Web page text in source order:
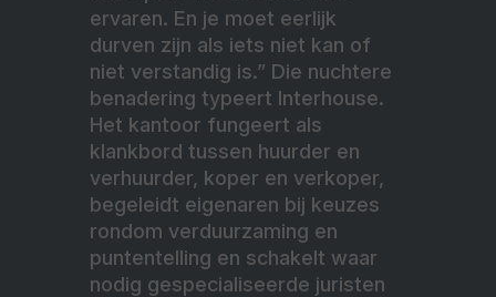
ervaren. En je moet eerlijk
durven zijn als iets niet kan of
niet verstandig is.” Die nuchtere
benadering typeert Interhouse.
Het kantoor fungeert als
klankbord tussen huurder en
verhuurder, koper en verkoper,
begeleidt eigenaren bij keuzes
rondom verduurzaming en
puntentelling en schakelt waar
nodig gespecialiseerde juristen